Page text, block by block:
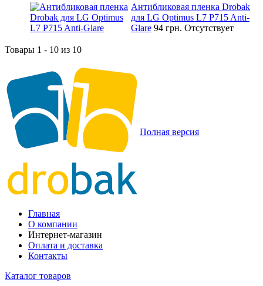
Антибликовая пленка Drobak
для LG Optimus L7 P715 Anti-
Glare 94 грн. Отсутствует
Товары 1 - 10 из 10
Полная версия
Главная
О компании
Интернет-магазин
Оплата и доставка
Контакты
Каталог товаров